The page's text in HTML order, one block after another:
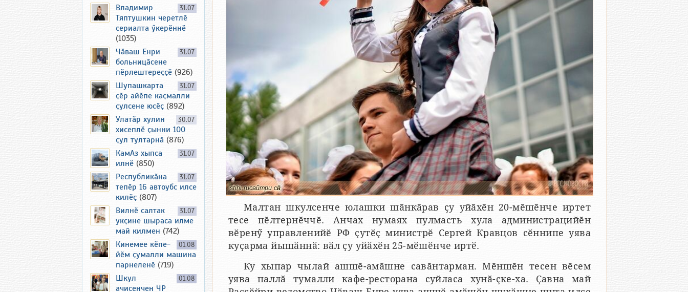
stihi.ruсайтри сӑн
Малтан шкулсенче юлашки шӑнкӑрав ҫу уйӑхӗн 20-мӗшӗнче иртет
тесе пӗлтернӗччӗ. Анчах нумаях пулмасть хула администрацийӗн
вӗренӳ управленийӗ РФ ҫутӗҫ министрӗ Сергей Кравцов сӗннипе уява
куҫарма йышӑннӑ: вӑл ҫу уйӑхӗн 25-мӗшӗнче иртӗ.
Ку хыпар чылай ашшӗ-амӑшне савӑнтарман. Мӗншӗн тесен вӗсем
уява паллӑ тумалли кафе-ресторана суйласа хунӑ-ҫке-ха. Ҫавна май
31.07
Владимир
Тяптушкин черетлӗ
сериалта ӳкерӗннӗ
(1035)
31.07
Чӑваш Енри
больницӑсене
пӗрлештереҫҫӗ (926)
31.07
Шупашкарта
ҫӗр айӗпе каҫмалли
ҫулсене юсӗҫ (892)
30.07
Улатӑр хулин
хисеплӗ ҫынни 100
ҫул тултарнӑ (876)
31.07
КамАз хыпса
илнӗ (850)
31.07
Республикӑна
тепӗр 16 автоубс илсе
килӗҫ (807)
31.07
Вилнӗ салтак
укҫине шыраса илме
май килмен (742)
01.08
Кинемее кӗпе-
йӗм ҫумалли машина
парнеленӗ (719)
01.08
Шкул
ачисенчен ЧР